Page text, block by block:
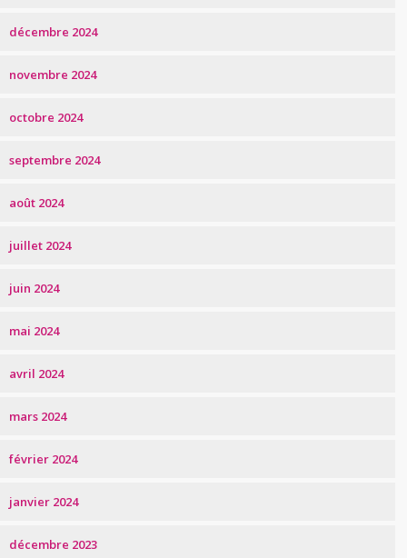
décembre 2024
novembre 2024
octobre 2024
septembre 2024
août 2024
juillet 2024
juin 2024
mai 2024
avril 2024
mars 2024
février 2024
janvier 2024
décembre 2023